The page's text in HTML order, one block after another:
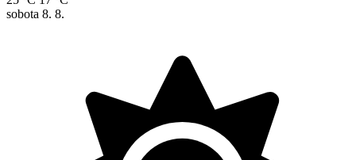
sobota 8. 8.